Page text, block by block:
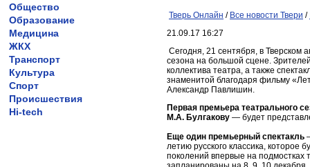
Общество
Образование
Медицина
ЖКХ
Транспорт
Культура
Спорт
Происшествия
Hi-tech
Тверь Онлайн / Все новости Твери /
21.09.17 16:27
Сегодня, 21 сентября, в Тверском
сезона на большой сцене.
коллектива театра, а также
знаменитой благодаря фильму
Александр Павлишин.
Первая премьера театрального
М.А. Булгакову — будет
Еще один премьерный спектакль
летию русского классика, которое
поколений впервые на